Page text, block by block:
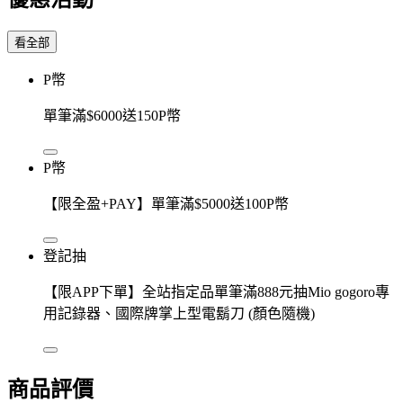
看全部
P幣
單筆滿$6000送150P幣
P幣
【限全盈+PAY】單筆滿$5000送100P幣
登記抽
【限APP下單】全站指定品單筆滿888元抽Mio gogoro專
用記錄器、國際牌掌上型電鬍刀 (顏色隨機)
商品評價